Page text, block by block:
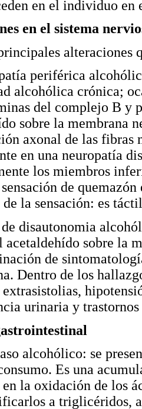
en el individuo en
en el sistema
alteraciones
periférica
alcohólica crónica;
del complejo B y
sobre la membrana
axonal de las
en una neuropatía
los miembros
de
la sensación: es
disautonomia
acetaldehído sobre la
de
Dentro de los
extrasistolias,
urinaria y
alcohólico: se
Es una
la oxidación de los
a triglicéridos,